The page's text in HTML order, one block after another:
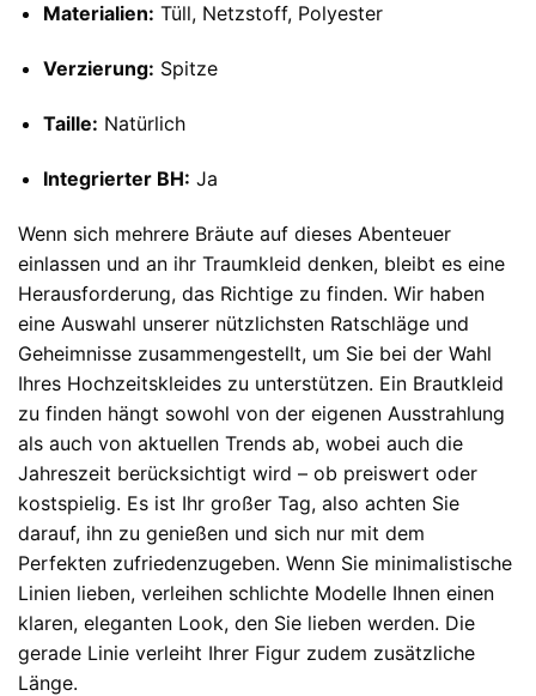
Materialien: Tüll, Netzstoff, Polyester
Verzierung: Spitze
Taille: Natürlich
Integrierter BH: Ja
Wenn sich mehrere Bräute auf dieses Abenteuer
einlassen und an ihr Traumkleid denken, bleibt es eine
Herausforderung, das Richtige zu finden. Wir haben
eine Auswahl unserer nützlichsten Ratschläge und
Geheimnisse zusammengestellt, um Sie bei der Wahl
Ihres Hochzeitskleides zu unterstützen. Ein Brautkleid
zu finden hängt sowohl von der eigenen Ausstrahlung
als auch von aktuellen Trends ab, wobei auch die
Jahreszeit berücksichtigt wird – ob preiswert oder
kostspielig. Es ist Ihr großer Tag, also achten Sie
darauf, ihn zu genießen und sich nur mit dem
Perfekten zufriedenzugeben. Wenn Sie minimalistische
Linien lieben, verleihen schlichte Modelle Ihnen einen
klaren, eleganten Look, den Sie lieben werden. Die
gerade Linie verleiht Ihrer Figur zudem zusätzliche
Länge.